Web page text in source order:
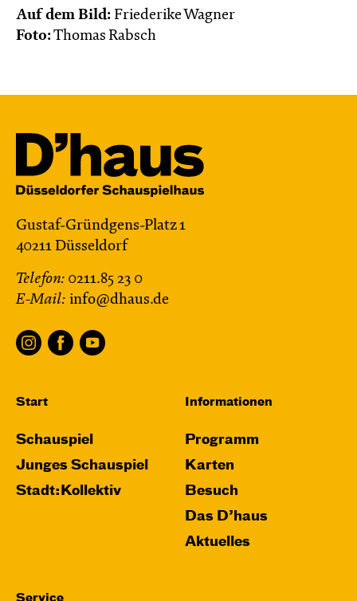
Auf dem Bild: Friederike Wagner
Foto:Thomas Rabsch
Gustaf-Gründgens-Platz 1
40211 Düsseldorf
Telefon: 0211.85 23 0
E-Mail: info@dhaus.de
Start
Schauspiel
Junges Schauspiel
Stadt:Kollektiv
Informationen
Programm
Karten
Besuch
Das D’haus
Aktuelles
Service